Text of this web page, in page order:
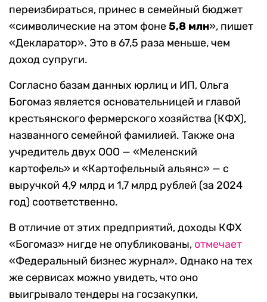
переизбираться, принес в семейный бюджет
«символические на этом фоне5,8 млн», пишет
«Декларатор». Это в 67,5 раза меньше, чем
доход супруги.
Согласно базам данных юрлиц и ИП, Ольга
Богомаз является основательницей и главой
крестьянского фермерского хозяйства (КФХ),
названного семейной фамилией. Также она
учредитель двух ООО — «Меленский
картофель» и «Картофельный альянс» — с
выручкой 4,9 млрд и 1,7 млрд рублей (за 2024
год) соответственно.
В отличие от этих предприятий, доходы КФХ
«Богомаз» нигде не опубликованы, отмечает
«Федеральный бизнес журнал». Однако на тех
же сервисах можно увидеть, что оно
выигрывало тендеры на госзакупки,